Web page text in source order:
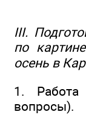
III.
по
осень в
1.
вопросы).